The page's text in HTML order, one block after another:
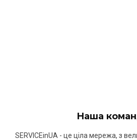
Наша
SERVICEinUA - це ціла мережа, з